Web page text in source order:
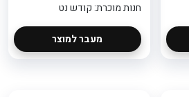
חנות מוכרת: קודש נט
מעבר למוצר